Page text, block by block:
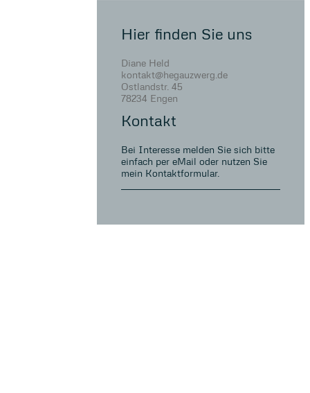
Hier finden Sie uns
Diane Held
kontakt@hegauzwerg.de
Ostlandstr. 45
78234 Engen
Kontakt
Bei Interesse melden Sie sich bitte
einfach per eMail oder nutzen Sie
mein Kontaktformular.